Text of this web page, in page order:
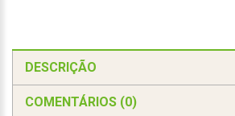
DESCRIÇÃO
COMENTÁRIOS (0)